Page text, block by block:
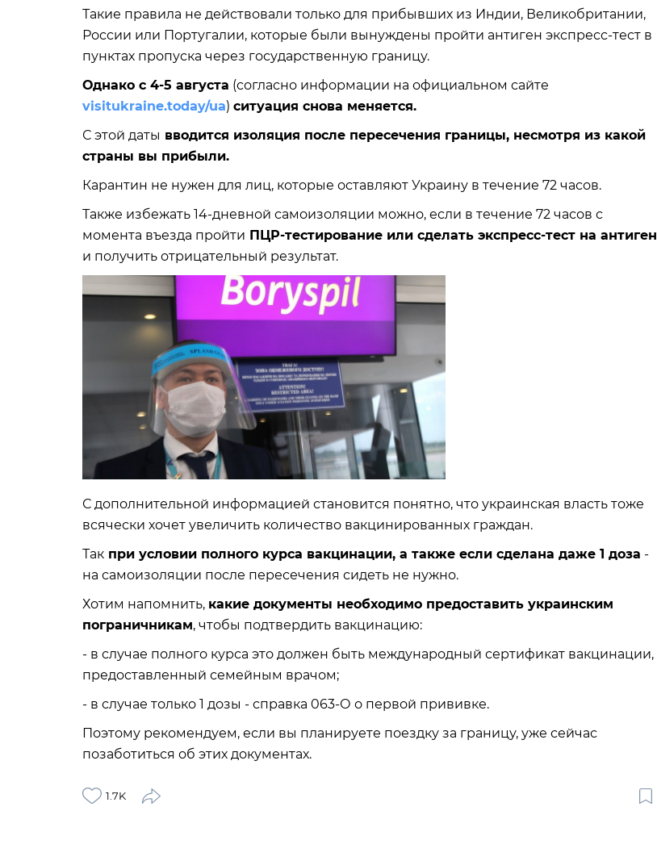
Такие правила не действовали только для прибывших из Индии, Великобритании,
России или Португалии, которые были вынуждены пройти антиген экспресс-тест в
пунктах пропуска через государственную границу.
Однако с 4-5 августа (согласно информации на официальном сайте
visitukraine.today/ua) ситуация снова меняется.
С этой даты вводится изоляция после пересечения границы, несмотря из какой
страны вы прибыли.
Карантин не нужен для лиц, которые оставляют Украину в течение 72 часов.
Также избежать 14-дневной самоизоляции можно, если в течение 72 часов с
момента въезда пройти ПЦР-тестирование или сделать экспресс-тест на антиген
и получить отрицательный результат.
С дополнительной информацией становится понятно, что украинская власть тоже
всячески хочет увеличить количество вакцинированных граждан.
Так при условии полного курса вакцинации, а также если сделана даже 1 доза -
на самоизоляции после пересечения сидеть не нужно.
Хотим напомнить, какие документы необходимо предоставить украинским
пограничникам, чтобы подтвердить вакцинацию:
- в случае полного курса это должен быть международный сертификат вакцинации,
предоставленный семейным врачом;
- в случае только 1 дозы - справка 063-О о первой прививке.
Поэтому рекомендуем, если вы планируете поездку за границу, уже сейчас
позаботиться об этих документах.
1.7K